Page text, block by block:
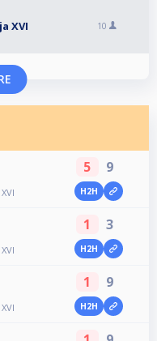
XVI 10
5 9
H2H
1 3
H2H
1 9
H2H